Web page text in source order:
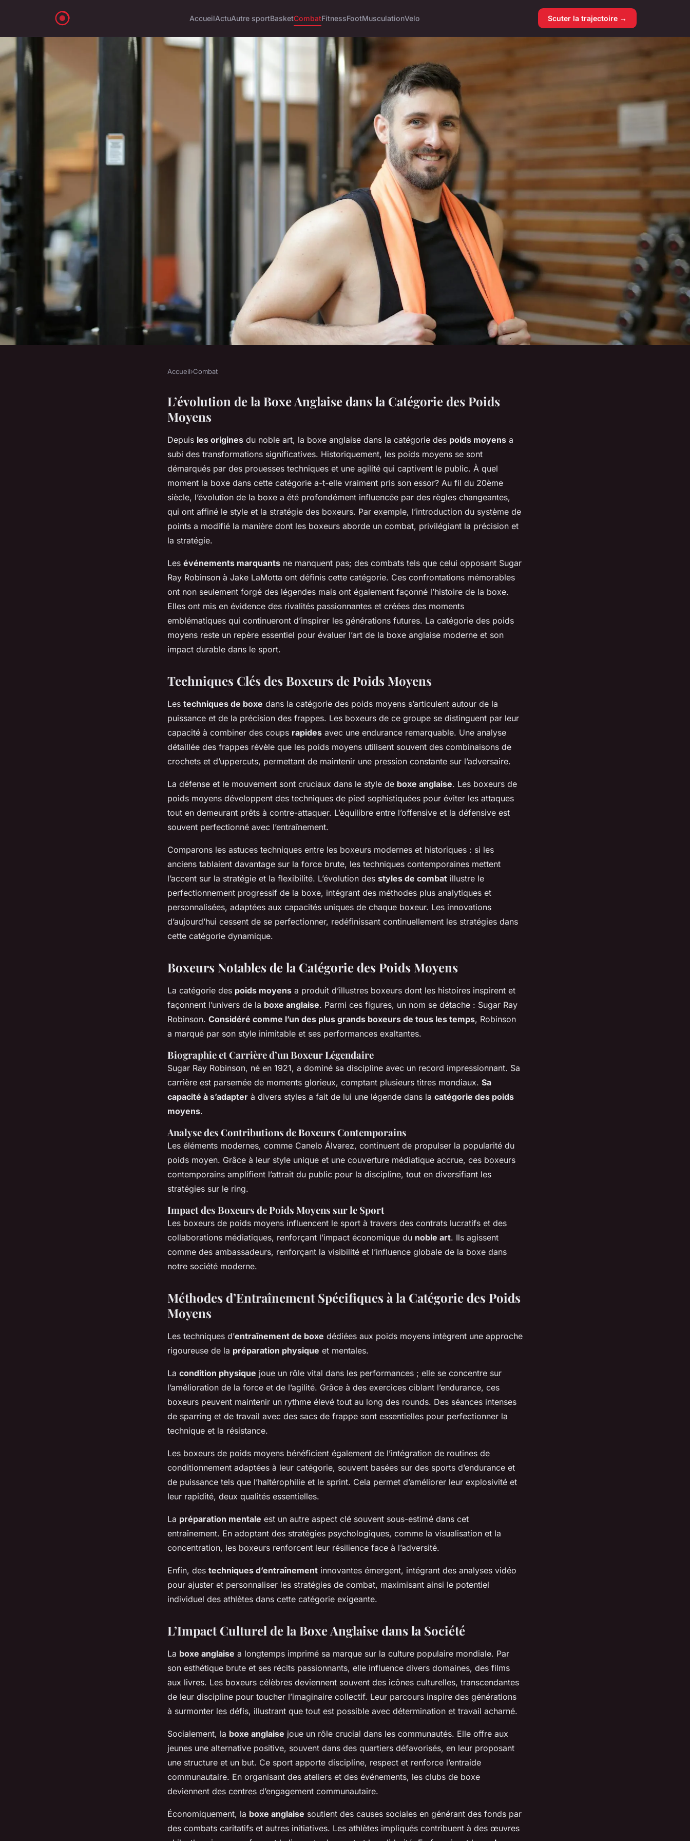
AccueilActuAutre sportBasketCombatFitnessFootMusculationVelo Scuter la trajectoire →
L'importance de la Boxe Anglaise dans
la Catégorie des Poids Moyens
Accueil›Combat
L’évolution de la Boxe Anglaise dans la Catégorie des Poids
Moyens
Depuis les origines du noble art, la boxe anglaise dans la catégorie des poids moyens a
subi des transformations significatives. Historiquement, les poids moyens se sont
démarqués par des prouesses techniques et une agilité qui captivent le public. À quel
moment la boxe dans cette catégorie a-t-elle vraiment pris son essor? Au fil du 20ème
siècle, l’évolution de la boxe a été profondément influencée par des règles changeantes,
qui ont affiné le style et la stratégie des boxeurs. Par exemple, l’introduction du système de
points a modifié la manière dont les boxeurs aborde un combat, privilégiant la précision et
la stratégie.
Les événements marquants ne manquent pas; des combats tels que celui opposant Sugar
Ray Robinson à Jake LaMotta ont définis cette catégorie. Ces confrontations mémorables
ont non seulement forgé des légendes mais ont également façonné l’histoire de la boxe.
Elles ont mis en évidence des rivalités passionnantes et créées des moments
emblématiques qui continueront d’inspirer les générations futures. La catégorie des poids
moyens reste un repère essentiel pour évaluer l’art de la boxe anglaise moderne et son
impact durable dans le sport.
Techniques Clés des Boxeurs de Poids Moyens
Les techniques de boxe dans la catégorie des poids moyens s’articulent autour de la
puissance et de la précision des frappes. Les boxeurs de ce groupe se distinguent par leur
capacité à combiner des coups rapides avec une endurance remarquable. Une analyse
détaillée des frappes révèle que les poids moyens utilisent souvent des combinaisons de
crochets et d’uppercuts, permettant de maintenir une pression constante sur l’adversaire.
La défense et le mouvement sont cruciaux dans le style de boxe anglaise. Les boxeurs de
poids moyens développent des techniques de pied sophistiquées pour éviter les attaques
tout en demeurant prêts à contre-attaquer. L’équilibre entre l’offensive et la défensive est
souvent perfectionné avec l’entraînement.
Comparons les astuces techniques entre les boxeurs modernes et historiques : si les
anciens tablaient davantage sur la force brute, les techniques contemporaines mettent
l’accent sur la stratégie et la flexibilité. L’évolution des styles de combat illustre le
perfectionnement progressif de la boxe, intégrant des méthodes plus analytiques et
personnalisées, adaptées aux capacités uniques de chaque boxeur. Les innovations
d’aujourd’hui cessent de se perfectionner, redéfinissant continuellement les stratégies dans
cette catégorie dynamique.
Boxeurs Notables de la Catégorie des Poids Moyens
La catégorie des poids moyens a produit d’illustres boxeurs dont les histoires inspirent et
façonnent l’univers de la boxe anglaise. Parmi ces figures, un nom se détache : Sugar Ray
Robinson. Considéré comme l’un des plus grands boxeurs de tous les temps, Robinson
a marqué par son style inimitable et ses performances exaltantes.
Biographie et Carrière d’un Boxeur Légendaire
Sugar Ray Robinson, né en 1921, a dominé sa discipline avec un record impressionnant. Sa
carrière est parsemée de moments glorieux, comptant plusieurs titres mondiaux. Sa
capacité à s’adapter à divers styles a fait de lui une légende dans la catégorie des poids
moyens.
Analyse des Contributions de Boxeurs Contemporains
Les éléments modernes, comme Canelo Álvarez, continuent de propulser la popularité du
poids moyen. Grâce à leur style unique et une couverture médiatique accrue, ces boxeurs
contemporains amplifient l’attrait du public pour la discipline, tout en diversifiant les
stratégies sur le ring.
Impact des Boxeurs de Poids Moyens sur le Sport
Les boxeurs de poids moyens influencent le sport à travers des contrats lucratifs et des
collaborations médiatiques, renforçant l’impact économique du noble art. Ils agissent
comme des ambassadeurs, renforçant la visibilité et l’influence globale de la boxe dans
notre société moderne.
Méthodes d’Entraînement Spécifiques à la Catégorie des Poids
Moyens
Les techniques d’entraînement de boxe dédiées aux poids moyens intègrent une approche
rigoureuse de la préparation physique et mentales.
La condition physique joue un rôle vital dans les performances ; elle se concentre sur
l’amélioration de la force et de l’agilité. Grâce à des exercices ciblant l’endurance, ces
boxeurs peuvent maintenir un rythme élevé tout au long des rounds. Des séances intenses
de sparring et de travail avec des sacs de frappe sont essentielles pour perfectionner la
technique et la résistance.
Les boxeurs de poids moyens bénéficient également de l’intégration de routines de
conditionnement adaptées à leur catégorie, souvent basées sur des sports d’endurance et
de puissance tels que l’haltérophilie et le sprint. Cela permet d’améliorer leur explosivité et
leur rapidité, deux qualités essentielles.
La préparation mentale est un autre aspect clé souvent sous-estimé dans cet
entraînement. En adoptant des stratégies psychologiques, comme la visualisation et la
concentration, les boxeurs renforcent leur résilience face à l’adversité.
Enfin, des techniques d’entraînement innovantes émergent, intégrant des analyses vidéo
pour ajuster et personnaliser les stratégies de combat, maximisant ainsi le potentiel
individuel des athlètes dans cette catégorie exigeante.
L’Impact Culturel de la Boxe Anglaise dans la Société
La boxe anglaise a longtemps imprimé sa marque sur la culture populaire mondiale. Par
son esthétique brute et ses récits passionnants, elle influence divers domaines, des films
aux livres. Les boxeurs célèbres deviennent souvent des icônes culturelles, transcendantes
de leur discipline pour toucher l’imaginaire collectif. Leur parcours inspire des générations
à surmonter les défis, illustrant que tout est possible avec détermination et travail acharné.
Socialement, la boxe anglaise joue un rôle crucial dans les communautés. Elle offre aux
jeunes une alternative positive, souvent dans des quartiers défavorisés, en leur proposant
une structure et un but. Ce sport apporte discipline, respect et renforce l’entraide
communautaire. En organisant des ateliers et des événements, les clubs de boxe
deviennent des centres d’engagement communautaire.
Économiquement, la boxe anglaise soutient des causes sociales en générant des fonds par
des combats caritatifs et autres initiatives. Les athlètes impliqués contribuent à des œuvres